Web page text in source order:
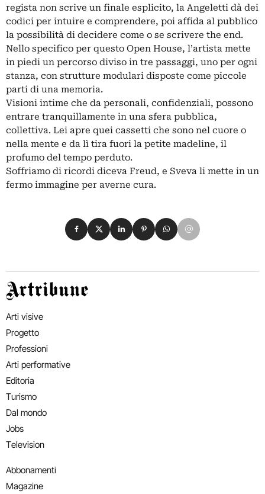
regista non scrive un finale esplicito, la Angeletti dà dei
codici per intuire e comprendere, poi affida al pubblico
la possibilità di decidere come o se scrivere the end.
Nello specifico per questo Open House, l’artista mette
in piedi un percorso diviso in tre passaggi, uno per ogni
stanza, con strutture modulari disposte come piccole
parti di una memoria.
Visioni intime che da personali, confidenziali, possono
entrare tranquillamente in una sfera pubblica,
collettiva. Lei apre quei cassetti che sono nel cuore o
nella mente e da lì tira fuori la petite madeline, il
profumo del tempo perduto.
Soffriamo di ricordi diceva Freud, e Sveva li mette in un
fermo immagine per averne cura.
Condividi su Facebook
Condividi su X
Condividi su LinkedIn
Condividi su Pinterest
Condividi su WhatsApp
Condividi su Email
Artribune
Arti visive
Progetto
Professioni
Arti performative
Editoria
Turismo
Dal mondo
Jobs
Television
Abbonamenti
Magazine